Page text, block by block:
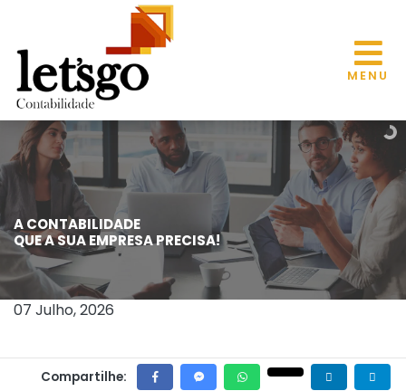
MENU
A CONTABILIDADE
QUE A SUA EMPRESA PRECISA!
ALTERAÇÃO DE TRATAMENTO
ADMINISTRATIVO E ATRIBUTOS DE
TUBOS DE AÇO DO INMETRO
07 Julho, 2026
Compartilhe: